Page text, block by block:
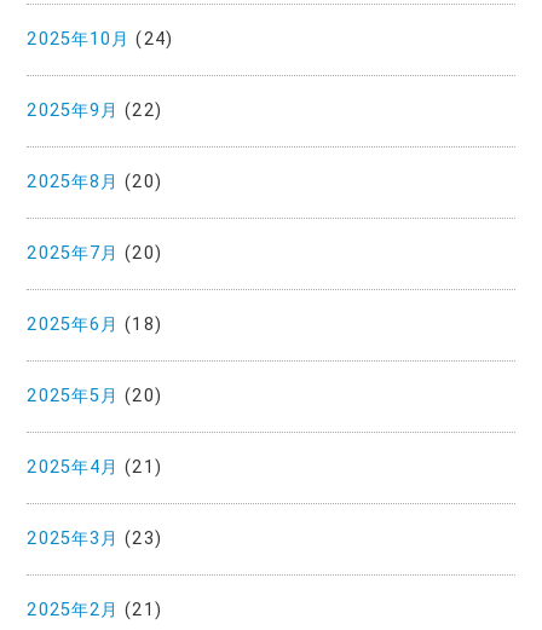
2025年10月 (24)
2025年9月 (22)
2025年8月 (20)
2025年7月 (20)
2025年6月 (18)
2025年5月 (20)
2025年4月 (21)
2025年3月 (23)
2025年2月 (21)